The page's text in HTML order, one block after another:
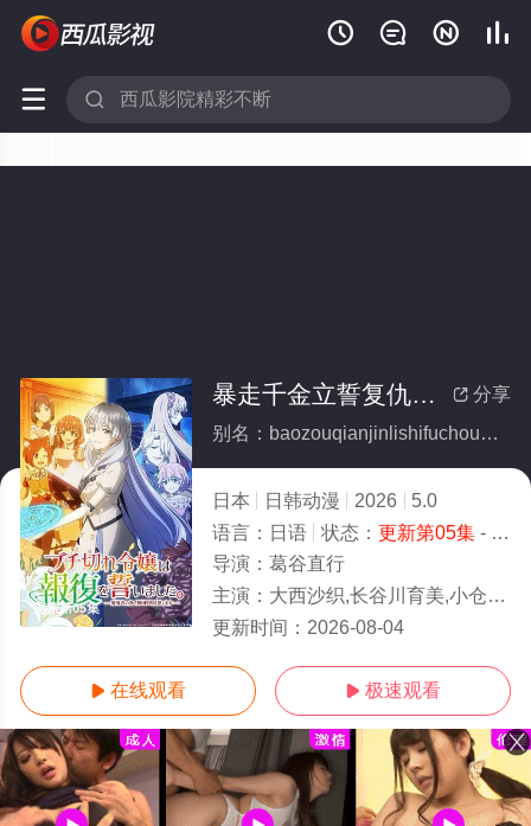
   
 
更新第05集
 分享
暴走千金立誓复仇。～用魔导书之力碾碎祖国～
别名：baozouqianjinlishifuchouyongmodaoshuzhiliniansuizuguo
日本 日韩动漫 2026
5.0
语言： 日语 状态： 更新第05集- 免费在线观看
导演： 葛谷直行
主演： 大西沙织,长谷川育美,小仓唯,上原步美,芹泽优,石上静香,阿座上洋平,水中雅章,高野麻里佳
更新时间： 2026-08-04
 在线观看  极速观看